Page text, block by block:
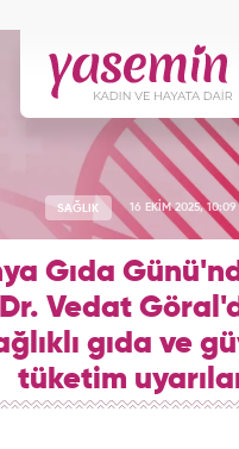
SAĞLIK 16 EKİM 2025, 10:09
Gıda
Dr. Vedat
gıda ve
tüketim